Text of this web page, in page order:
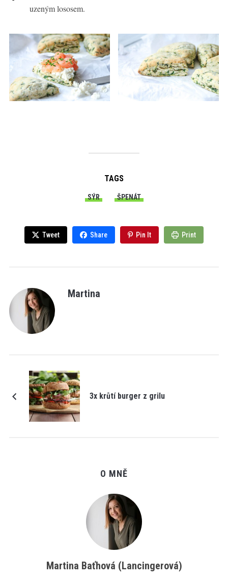
uzeným lososem.
TAGS
SÝR ŠPENÁT
Tweet Share Pin It Print
Martina
3x krůtí burger z grilu
O MNĚ
Martina Baťhová (Lancingerová)